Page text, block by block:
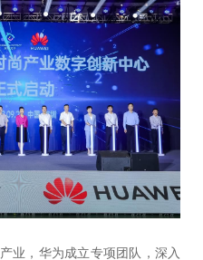
业，华为成立专项团队，深入